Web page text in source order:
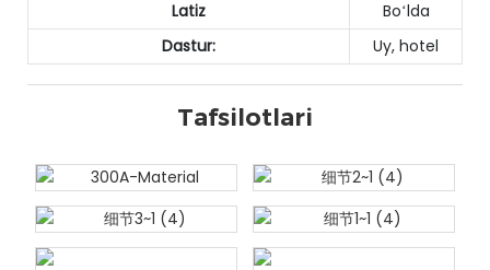
Latiz
Boʻlda
Dastur:
Uy, hotel
Tafsilotlari